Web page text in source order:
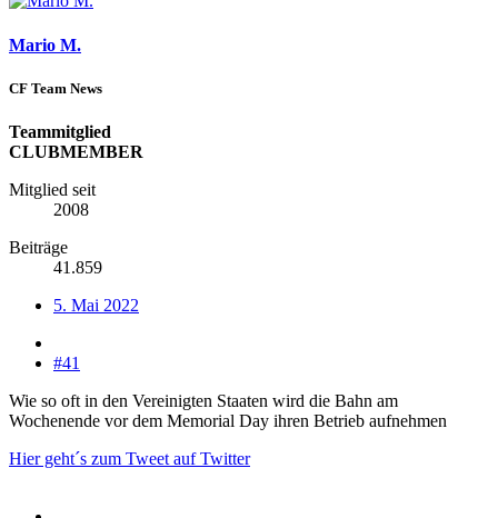
Mario M.
CF Team News
Teammitglied
CLUBMEMBER
Mitglied seit
2008
Beiträge
41.859
5. Mai 2022
#41
Wie so oft in den Vereinigten Staaten wird die Bahn am
Wochenende vor dem Memorial Day ihren Betrieb aufnehmen
Hier geht´s zum Tweet auf Twitter